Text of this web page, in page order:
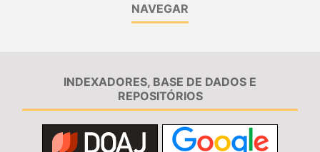
NAVEGAR
INDEXADORES, BASE DE DADOS E
REPOSITÓRIOS